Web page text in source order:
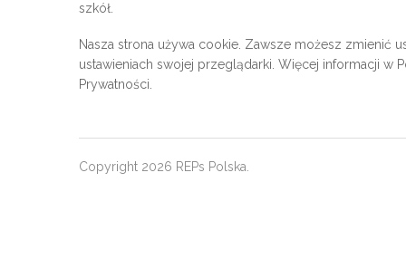
szkół.
Nasza strona używa cookie. Zawsze możesz zmienić
ustawieniach swojej przeglądarki. Więcej informacji w
Prywatności
Copyright 2026 REPs Polska.